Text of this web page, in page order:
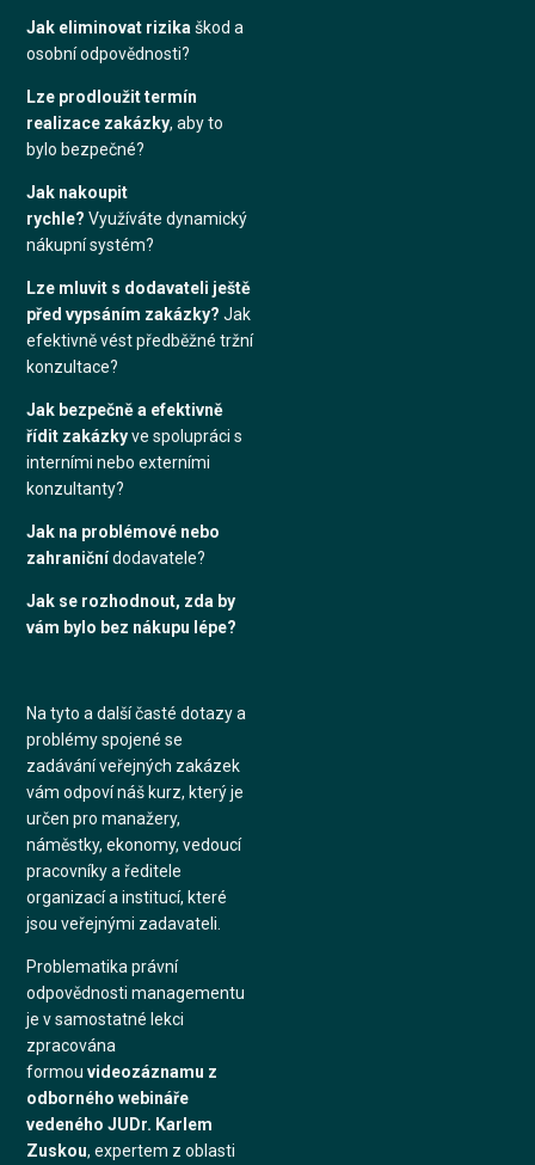
Jak eliminovat rizika škod a
osobní odpovědnosti?
Lze prodloužit termín
realizace zakázky, aby to
bylo bezpečné?
Jak nakoupit
rychle?Využíváte dynamický
nákupní systém?
Lze mluvit s dodavateli ještě
před vypsáním zakázky?Jak
efektivně vést předběžné tržní
konzultace?
Jak bezpečně a efektivně
řídit zakázkyve spolupráci s
interními nebo externími
konzultanty?
Jak na problémové nebo
zahraničnídodavatele?
Jak se rozhodnout, zda by
vám bylo bez nákupu lépe?
Na tyto a další časté dotazy a
problémy spojené se
zadávání veřejných zakázek
vám odpoví náš kurz, který je
určen pro manažery,
náměstky, ekonomy, vedoucí
pracovníky a ředitele
organizací a institucí, které
jsou veřejnými zadavateli.
Problematika právní
odpovědnosti managementu
je v samostatné lekci
zpracována
formouvideozáznamu z
odborného webináře
vedeného JUDr. Karlem
Zuskou, expertem z oblasti